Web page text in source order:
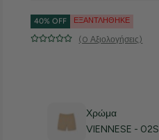
40% OFF ΕΞΑΝΤΛΉΘΗΚΕ
(0 Αξιολογήσεις)
Χρώμα
VIENNESE - 02S